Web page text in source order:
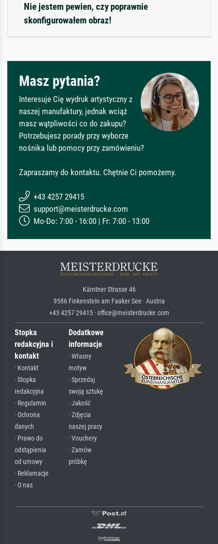
Nie jestem pewien, czy poprawnie
skonfigurowałem obraz!
Masz pytania?
Interesuje Cię wydruk artystyczny z
naszej manufaktury, jednak wciąż
masz wątpliwości co do zakupu?
Potrzebujesz porady przy wyborze
nośnika lub pomocy przy zamówieniu?
Zapraszamy do kontaktu. Chętnie Ci pomożemy.
+43 4257 29415
support@meisterdrucke.com
Mo-Do: 7:00 - 16:00 | Fr: 7:00 - 13:00
Kärntner Strasse 46
9586 Finkenstein am Faaker See · Austria
+43 4257 29415 · office@meisterdrucke.com
Stopka
redakcyjna i
kontakt
· Kontakt
· Stopka
redakcyjna
· Regulamin
· Ochrona
danych
· Prawo do
odstąpienia
od umowy
· Reklamacje
· O nas
Dodatkowe
informacje
· Własny
motyw
· Sprzedaj
swoją sztukę
· Jakość
· Zdjęcia
naszej pracy
· Vouchery
· Zamów
próbkę